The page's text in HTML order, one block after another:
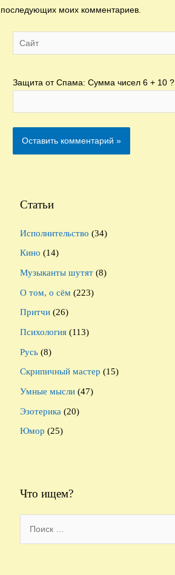
последующих моих комментариев.
Сайт
Защита от Спама: Сумма чисел 6 + 10 ?
Статьи
Исполнительство (34)
Кино (14)
Музыканты шутят (8)
О том, о сём (223)
Притчи (26)
Психология (113)
Русь (8)
Скрипичный мастер (15)
Умные мысли (47)
Эзотерика (20)
Юмор (25)
Что ищем?